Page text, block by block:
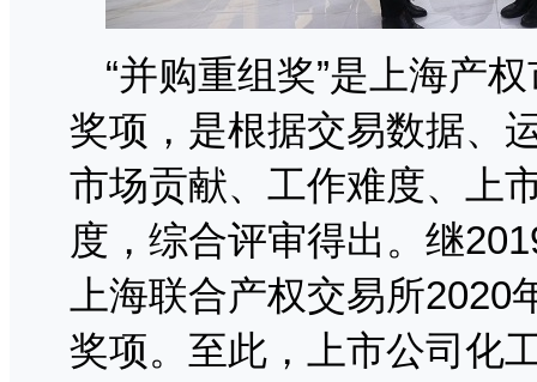
“并购重组奖”是上海产
奖项，是根据交易数据、
市场贡献、工作难度、上
度，综合评审得出。继
上海联合产权交易所
奖项。至此，上市公司化